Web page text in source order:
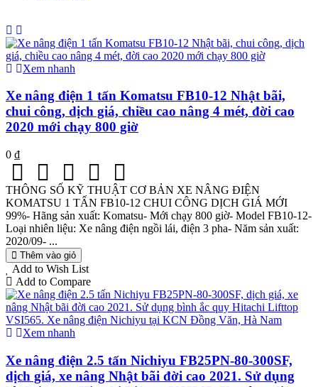
Xem nhanh
Xe nâng điện 1 tấn Komatsu FB10-12 Nhật bãi,
chui công, dịch giá, chiều cao nâng 4 mét, đời cao
2020 mới chạy 800 giờ
0 ₫
THÔNG SỐ KỸ THUẬT CƠ BẢN XE NÂNG ĐIỆN
KOMATSU 1 TẤN FB10-12 CHUI CÔNG DỊCH GIÁ MỚI
99%- Hãng sản xuất: Komatsu- Mới chạy 800 giờ- Model FB10-12-
Loại nhiên liệu: Xe nâng điện ngồi lái, điện 3 pha- Năm sản xuất:
2020/09- ...
Thêm vào giỏ
Add to Wish List
Add to Compare
Xem nhanh
Xe nâng điện 2.5 tấn Nichiyu FB25PN-80-300SF,
dịch giá, xe nâng Nhật bãi đời cao 2021. Sử dụng